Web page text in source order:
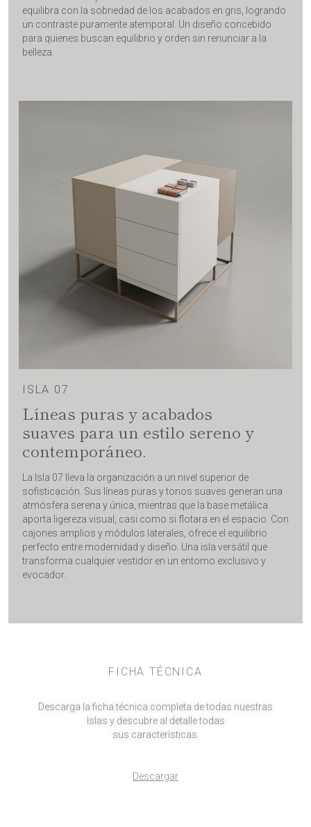
equilibra con la sobriedad de los acabados en gris, logrando
un contraste puramente atemporal. Un diseño concebido
para quienes buscan equilibrio y orden sin renunciar a la
belleza.
ISLA 07
Líneas puras y acabados
suaves para un estilo sereno y
contemporáneo.
La Isla 07 lleva la organización a un nivel superior de
sofisticación. Sus líneas puras y tonos suaves generan una
atmósfera serena y única, mientras que la base metálica
aporta ligereza visual, casi como si flotara en el espacio. Con
cajones amplios y módulos laterales, ofrece el equilibrio
perfecto entre modernidad y diseño. Una isla versátil que
transforma cualquier vestidor en un entorno exclusivo y
evocador.
FICHA TÉCNICA
Descarga la ficha técnica completa de todas nuestras
Islas y descubre al detalle todas
sus características.
Descargar